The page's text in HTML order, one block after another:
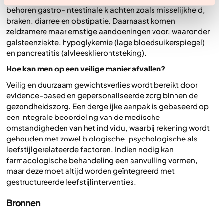
behoren gastro-intestinale klachten zoals misselijkheid,
braken, diarree en obstipatie. Daarnaast komen
zeldzamere maar ernstige aandoeningen voor, waaronder
galsteenziekte, hypoglykemie (lage bloedsuikerspiegel)
en pancreatitis (alvleesklierontsteking).
Hoe kan men op een veilige manier afvallen?
Veilig en duurzaam gewichtsverlies wordt bereikt door
evidence-based en gepersonaliseerde zorg binnen de
gezondheidszorg. Een dergelijke aanpak is gebaseerd op
een integrale beoordeling van de medische
omstandigheden van het individu, waarbij rekening wordt
gehouden met zowel biologische, psychologische als
leefstijlgerelateerde factoren. Indien nodig kan
farmacologische behandeling een aanvulling vormen,
maar deze moet altijd worden geïntegreerd met
gestructureerde leefstijlinterventies.
Bronnen